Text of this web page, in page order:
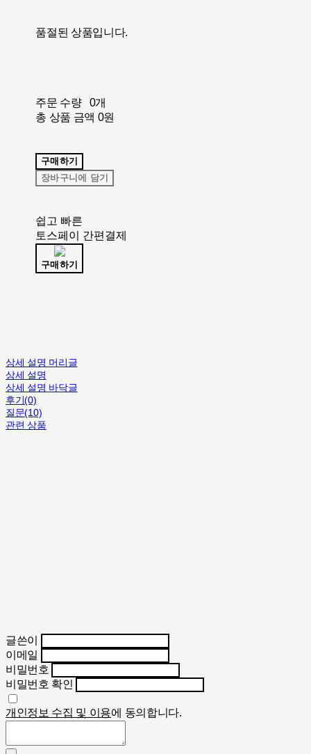
품절된 상품입니다.
주문 수량
0개
총 상품 금액 0원
구매하기
장바구니에 담기
쉽고 빠른
토스페이 간편결제
구매하기
상세 설명 머리글
상세 설명
상세 설명 바닥글
후기(0)
질문(10)
관련 상품
글쓴이
이메일
비밀번호
비밀번호 확인
개인정보 수집 및 이용에 동의합니다.